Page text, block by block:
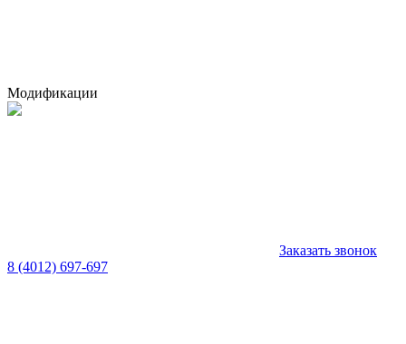
Модификации
Заказать звонок
8 (4012) 697-697